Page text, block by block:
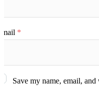
*
Save my name, email,